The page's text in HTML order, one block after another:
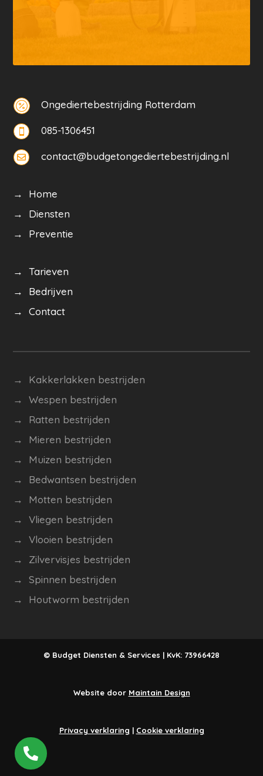
 Ongediertebestrijding Rotterdam
 085-1306451
 contact@budgetongediertebestrijding.nl
→ Home
→ Diensten
→ Preventie
→ Tarieven
→ Bedrijven
→ Contact
→ Kakkerlakken bestrijden
→ Wespen bestrijden
→ Ratten bestrijden
→ Mieren bestrijden
→ Muizen bestrijden
→ Bedwantsen bestrijden
→ Motten bestrijden
→ Vliegen bestrijden
→ Vlooien bestrijden
→ Zilvervisjes bestrijden
→ Spinnen bestrijden
→ Houtworm bestrijden
© Budget Diensten & Services | KvK: 73966428
Website door Maintain Design
Privacy verklaring | Cookie verklaring

